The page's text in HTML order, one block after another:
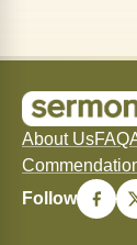
About UsFAQ
Follow